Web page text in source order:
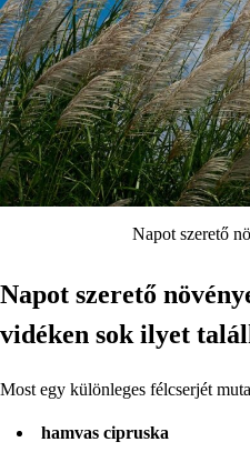
Napot szerető
Napot szerető
vidéken sok ilyet
Most egy különleges félcserjét
hamvas cipruska